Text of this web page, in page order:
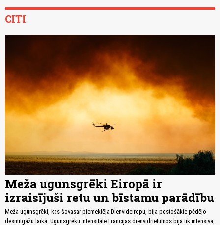
CITI
Meža ugunsgrēki Eiropā ir
izraisījuši retu un bīstamu parādību
Meža ugunsgrēki, kas šovasar piemeklēja Dienvideiropu, bija postošākie pēdējo
desmitgažu laikā. Ugunsgrēku intensitāte Francijas dienvidrietumos bija tik intensīva,